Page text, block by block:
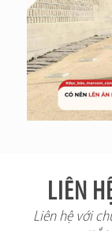
LIÊN
Liên hệ với